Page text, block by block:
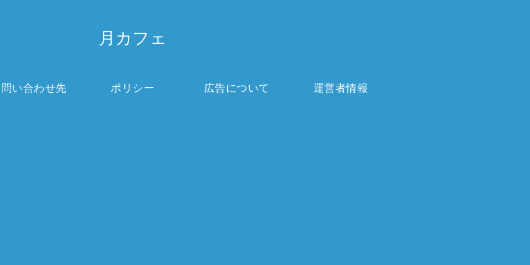
月カフェ
い合わせ先 ポリシー 広告について 運営者情報